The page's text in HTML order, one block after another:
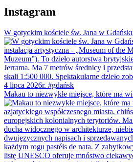
Instagram
W gotyckim kościele św. Jana w
Makau to niezwykłe miejsce, które ma